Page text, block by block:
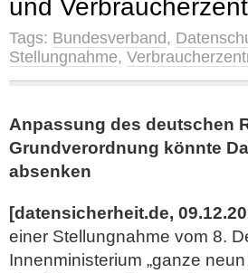
und
Tags: Bundesverband,
Stellungnahme,
Anpassung des deutschen
Grundverordnung könnte
absenken
[datensicherheit.de,
einer Stellungnahme vom 8.
Innenministerium „ganze